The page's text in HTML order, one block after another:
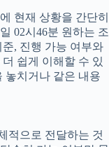
현재 상황을 간단히
02시46분 원하는 조
, 진행 가능 여부와
쉽게 이해할 수 있
놓치거나 같은 내용
적으로 전달하는 것